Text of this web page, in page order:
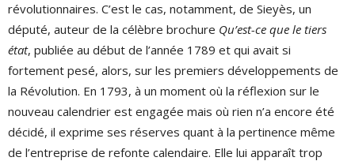
révolutionnaires. C’est le cas, notamment, de Sieyès, un
député, auteur de la célèbre brochure Qu’est-ce que le tiers
état, publiée au début de l’année 1789 et qui avait si
fortement pesé, alors, sur les premiers développements de
la Révolution. En 1793, à un moment où la réflexion sur le
nouveau calendrier est engagée mais où rien n’a encore été
décidé, il exprime ses réserves quant à la pertinence même
de l’entreprise de refonte calendaire. Elle lui apparaît trop